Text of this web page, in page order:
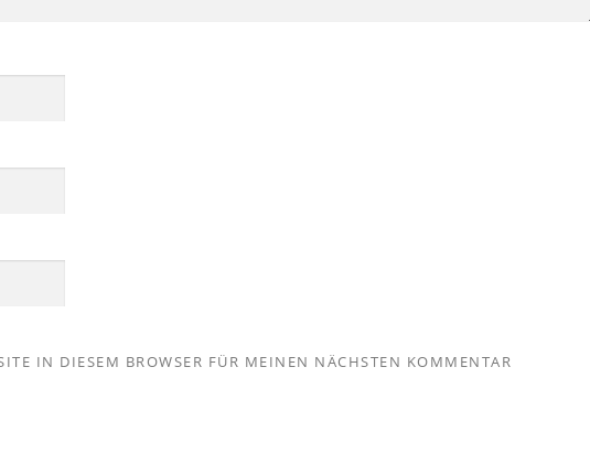
IN DIESEM BROWSER FÜR MEINEN NÄCHSTEN KOMMENTAR